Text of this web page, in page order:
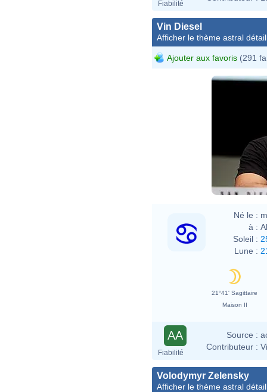
Fiabilité
Vin Diesel
Afficher le thème astral
Ajouter aux favoris (291
Né le :
à :
Soleil :
Lune :
21°41' Sagittaire
Maison II
AA
Fiabilité
Source :
Contributeur :
Volodymyr Zelensky
Afficher le thème astral